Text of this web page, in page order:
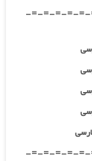
-=-=-=-=-
-=-=-=-=-